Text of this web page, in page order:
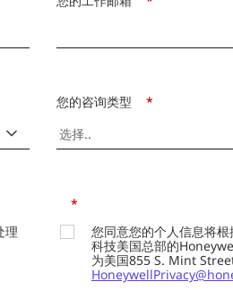
*
您的咨询类型
理
*
您同意您的个人信息将
科技美国总部的
为美国855 S. Mint